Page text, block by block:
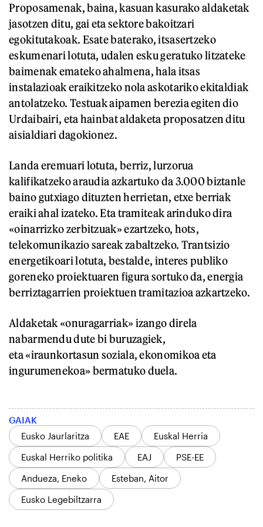
Proposamenak, baina, kasuan kasurako aldaketak
jasotzen ditu, gai eta sektore bakoitzari
egokitutakoak. Esate baterako, itsasertzeko
eskumenari lotuta, udalen esku geratuko litzateke
baimenak emateko ahalmena, hala itsas
instalazioak eraikitzeko nola askotariko ekitaldiak
antolatzeko. Testuak aipamen berezia egiten dio
Urdaibairi, eta hainbat aldaketa proposatzen ditu
aisialdiari dagokionez.
Landa eremuari lotuta, berriz, lurzorua
kalifikatzeko araudia azkartuko da 3.000 biztanle
baino gutxiago dituzten herrietan, etxe berriak
eraiki ahal izateko. Eta tramiteak arinduko dira
«oinarrizko zerbitzuak» ezartzeko, hots,
telekomunikazio sareak zabaltzeko. Trantsizio
energetikoari lotuta, bestalde, interes publiko
goreneko proiektuaren figura sortuko da, energia
berriztagarrien proiektuen tramitazioa azkartzeko.
Aldaketak «onuragarriak» izango direla
nabarmendu dute bi buruzagiek,
eta «iraunkortasun soziala, ekonomikoa eta
ingurumenekoa» bermatuko duela.
GAIAK
Eusko Jaurlaritza
EAE
Euskal Herria
Euskal Herriko politika
EAJ
PSE-EE
Andueza, Eneko
Esteban, Aitor
Eusko Legebiltzarra